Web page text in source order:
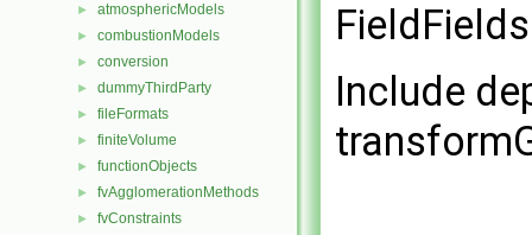
► atmosphericModels
► combustionModels
► conversion
► dummyThirdParty
► fileFormats
► finiteVolume
► functionObjects
► fvAgglomerationMethods
► fvConstraints
Include